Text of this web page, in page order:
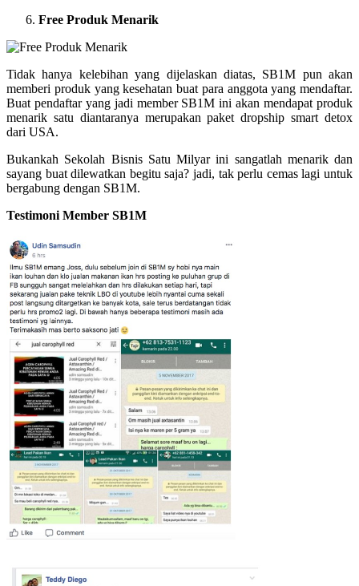
Free Produk Menarik
Tidak hanya kelebihan yang dijelaskan diatas, SB1M pun akan
memberi produk yang kesehatan buat para anggota yang mendaftar.
Buat pendaftar yang jadi member SB1M ini akan mendapat produk
menarik satu diantaranya merupakan paket dropship smart detox
dari USA.
Bukankah Sekolah Bisnis Satu Milyar ini sangatlah menarik dan
sayang buat dilewatkan begitu saja? jadi, tak perlu cemas lagi untuk
bergabung dengan SB1M.
Testimoni Member SB1M